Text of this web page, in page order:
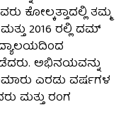
ಕೋಲ್ಕತ್ತಾದಲ್ಲಿ ತಮ್ಮ
2016 ರಲ್ಲಿ ದಮ್
ಅಭಿನಯವನ್ನು
ಎರಡು ವರ್ಷಗಳ
ಮತ್ತು ರಂಗ